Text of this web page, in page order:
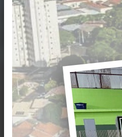
DE
Nº. 012/
SERVIÇOS